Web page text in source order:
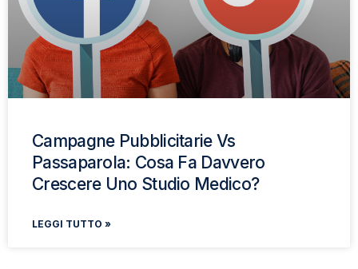
Campagne Pubblicitarie Vs
Passaparola: Cosa Fa Davvero
Crescere Uno Studio Medico?
LEGGI TUTTO »